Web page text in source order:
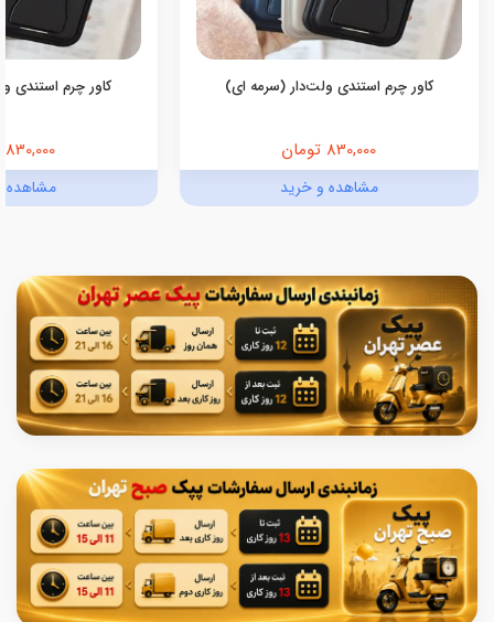
کاور چرم استندی ولت‌دار (سرمه ای)
830,000 تومان
مشاهده و خرید
کاور چرم استندی
830,000 تومان
مشاهده